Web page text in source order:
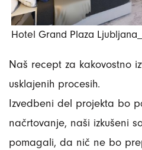
Hotel Grand Plaza
Naš recept za kakovostno
usklajenih procesih.
Izvedbeni del projekta bo
načrtovanje, naši izkušeni
pomagali, da nič ne bo